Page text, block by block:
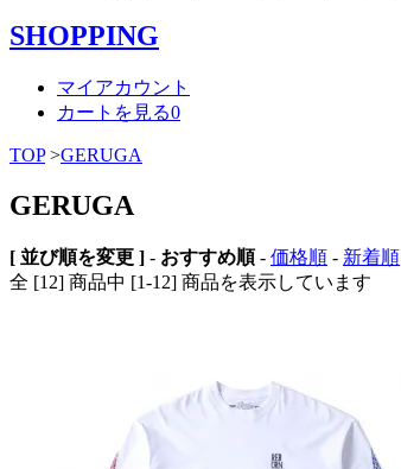
SHOPPING
マイアカウント
カートを見る0
TOP >GERUGA
GERUGA
[ 並び順を変更 ] - おすすめ順- 価格順 - 新着順
全 [12] 商品中 [1-12] 商品を表示しています